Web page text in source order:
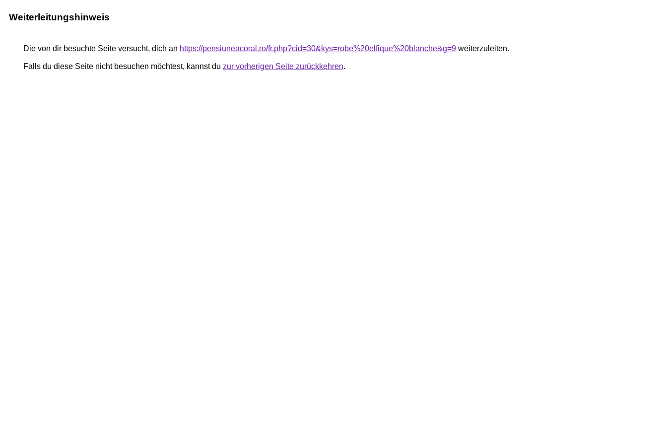
Weiterleitungshinweis
Die von dir besuchte Seite versucht, dich an https://pensiuneacoral.ro/fr.php?cid=30&kys=robe%20elfique%20blanche&g=9 weiterzuleiten.
Falls du diese Seite nicht besuchen möchtest, kannst du zur vorherigen Seite zurückkehren.